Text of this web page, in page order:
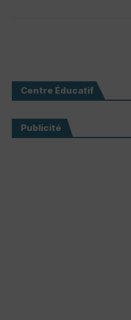
Centre Éducatif
Publicité